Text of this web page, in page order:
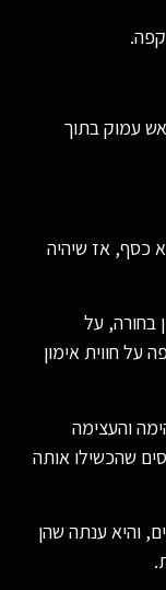
עמוק בתוך
כסף, אז שיהיה
בחורה, על
על חווית אימון
והעצימה
שהכשילו אותה
והיא ענתה שהן